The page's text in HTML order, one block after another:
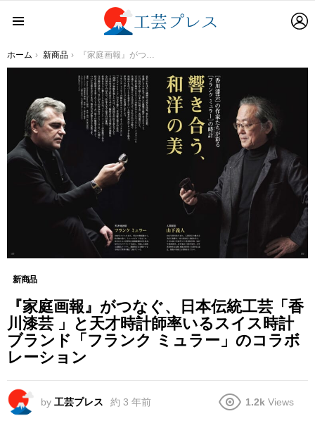
You are here:
ホーム 新商品 『家庭画報』がつなぐ、日本伝統工芸「香川漆芸 」と天才時計師率いるスイス時計ブランド「フランク ミュラー」のコラボレーション
新商品
『家庭画報』がつなぐ、日本伝統工芸「香
川漆芸 」と天才時計師率いるスイス時計
ブランド「フランク ミュラー」のコラボ
レーション
by 工芸プレス 約 3 年前 1.2k Views